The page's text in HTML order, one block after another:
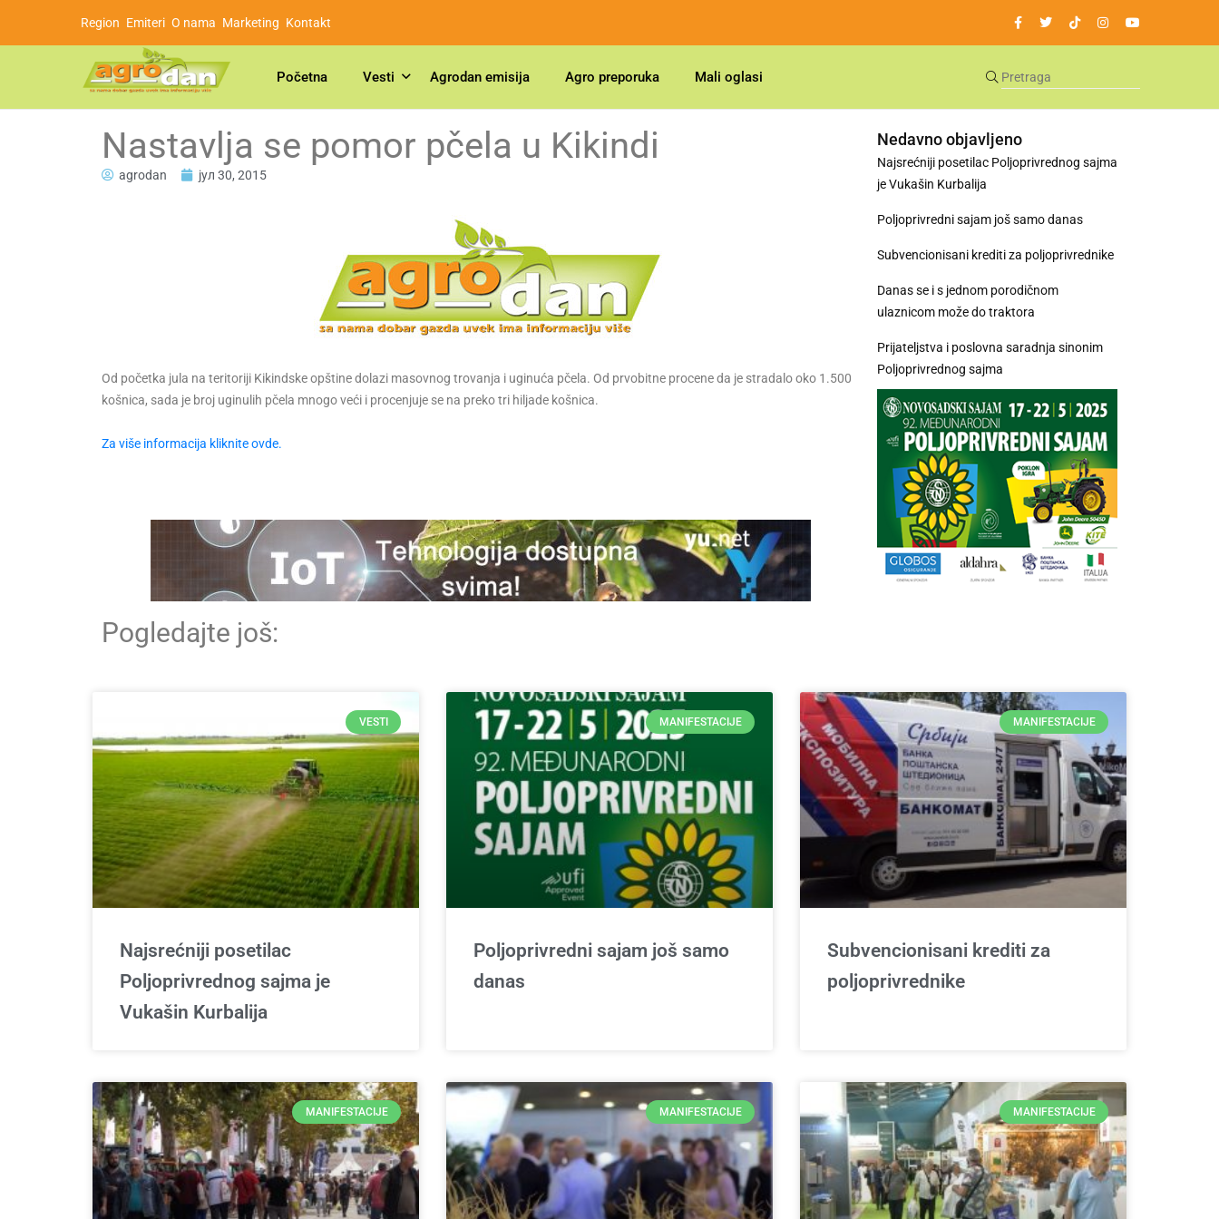
Region Emiteri O nama Marketing Kontakt
Početna Vesti Agrodan emisija Agro preporuka Mali oglasi
Nastavlja se pomor pčela u Kikindi
agrodan јул 30, 2015
Od početka jula na teritoriji Kikindske opštine dolazi masovnog trovanja i uginuća pčela. Od prvobitne procene da je stradalo oko 1.500
košnica, sada je broj uginulih pčela mnogo veći i procenjuje se na preko tri hiljade košnica.
Za više informacija kliknite ovde.
Pogledajte još:
Nedavno objavljeno
Najsrećniji posetilac Poljoprivrednog sajma
je Vukašin Kurbalija
Poljoprivredni sajam još samo danas
Subvencionisani krediti za poljoprivrednike
Danas se i s jednom porodičnom
ulaznicom može do traktora
Prijateljstva i poslovna saradnja sinonim
Poljoprivrednog sajma
VESTI
Najsrećniji posetilac
Poljoprivrednog sajma je
Vukašin Kurbalija
MANIFESTACIJE
Poljoprivredni sajam još samo
danas
MANIFESTACIJE
Subvencionisani krediti za
poljoprivrednike
MANIFESTACIJE MANIFESTACIJE MANIFESTACIJE